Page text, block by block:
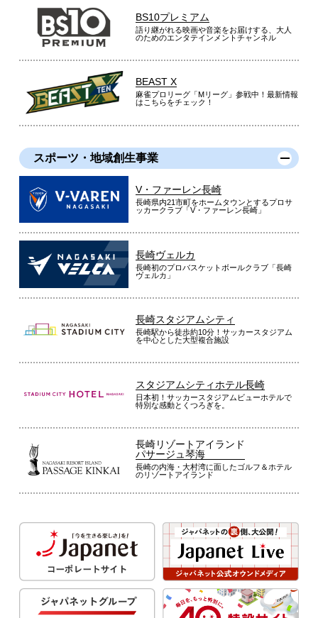
BS10プレミアム
語り継がれる映画や音楽をお届けする、大人
のためのエンタテインメントチャンネル
BEAST X
麻雀プロリーグ「Mリーグ」参戦中！最新情報
はこちらをチェック！
スポーツ・地域創生事業
V・ファーレン長崎
長崎県内21市町をホームタウンとするプロサ
ッカークラブ「V・ファーレン長崎」
長崎ヴェルカ
長崎初のプロバスケットボールクラブ「長崎
ヴェルカ」
長崎スタジアムシティ
長崎駅から徒歩約10分！サッカースタジアム
を中心とした大型複合施設
スタジアムシティホテル長崎
日本初！サッカースタジアムビューホテルで
特別な感動とくつろぎを。
長崎リゾートアイランド
パサージュ琴海
長崎の内海・大村湾に面したゴルフ＆ホテル
のリゾートアイランド